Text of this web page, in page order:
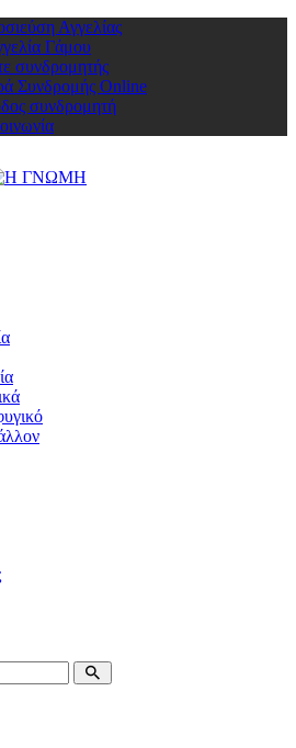
Αγγελίας
Γάμου
συνδρομητής
Συνδρομής Online
συνδρομητή